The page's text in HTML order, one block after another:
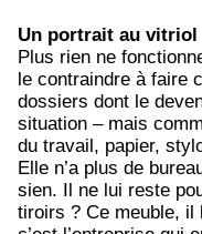
Un portrait au
Plus rien ne
le contraindre à faire
dossiers dont le
situation – mais
du travail, papier,
Elle n’a plus de
sien. Il ne lui reste
tiroirs ? Ce meuble, il